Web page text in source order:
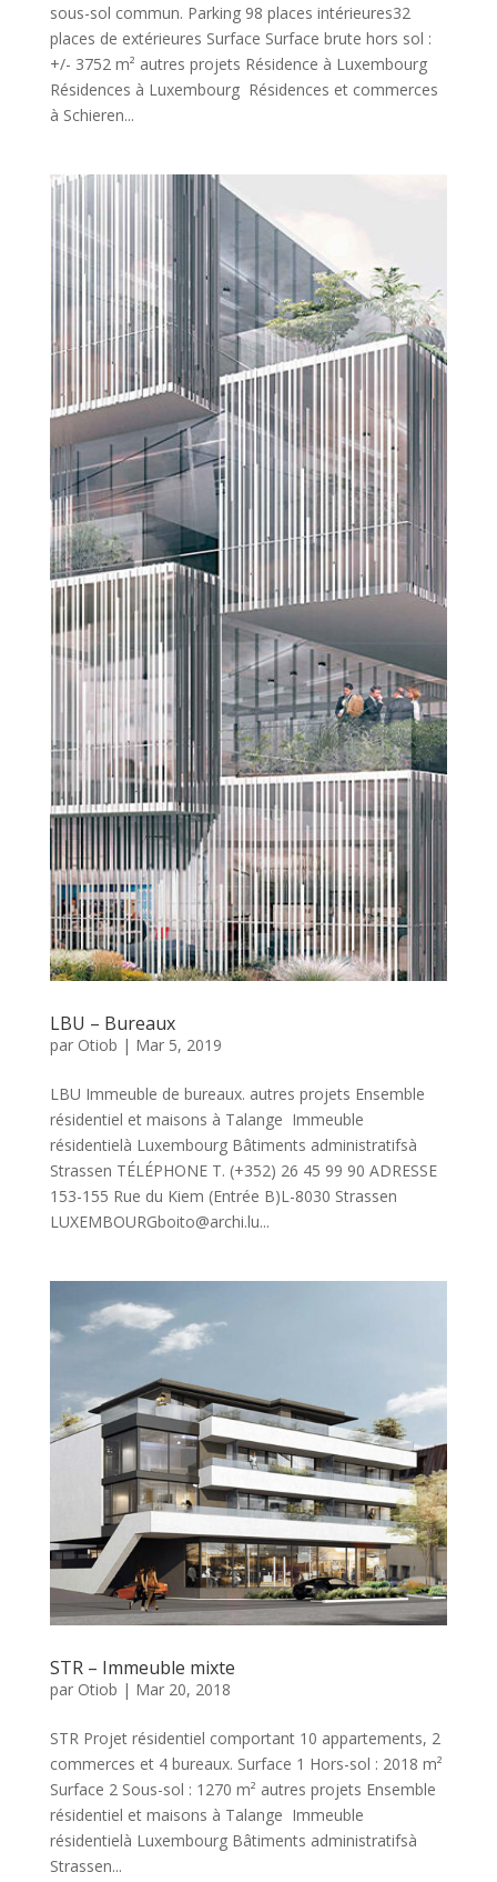
sous-sol commun. Parking 98 places intérieures32
places de extérieures Surface Surface brute hors sol :
+/- 3752 m² autres projets Résidence à Luxembourg
Résidences à Luxembourg Résidences et commerces
à Schieren...
LBU – Bureaux
par Otiob | Mar 5, 2019
LBU Immeuble de bureaux. autres projets Ensemble
résidentiel et maisons à Talange Immeuble
résidentielà Luxembourg Bâtiments administratifsà
Strassen TÉLÉPHONE T. (+352) 26 45 99 90 ADRESSE
153-155 Rue du Kiem (Entrée B)L-8030 Strassen
LUXEMBOURGboito@archi.lu...
STR – Immeuble mixte
par Otiob | Mar 20, 2018
STR Projet résidentiel comportant 10 appartements, 2
commerces et 4 bureaux. Surface 1 Hors-sol : 2018 m²
Surface 2 Sous-sol : 1270 m² autres projets Ensemble
résidentiel et maisons à Talange Immeuble
résidentielà Luxembourg Bâtiments administratifsà
Strassen...